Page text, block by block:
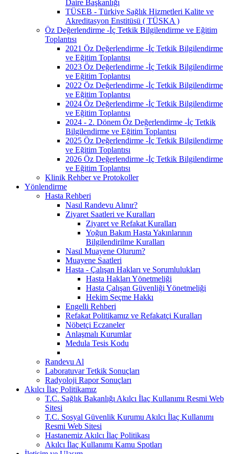
Daire Başkanlığı
TÜSEB - Türkiye Sağlık Hizmetleri Kalite ve
Akreditasyon Enstitüsü ( TÜSKA )
Öz Değerlendirme -İç Tetkik Bilgilendirme ve Eğitim
Toplantısı
2021 Öz Değerlendirme -İç Tetkik Bilgilendirme
ve Eğitim Toplantısı
2023 Öz Değerlendirme -İç Tetkik Bilgilendirme
ve Eğitim Toplantısı
2022 Öz Değerlendirme -İç Tetkik Bilgilendirme
ve Eğitim Toplantısı
2024 Öz Değerlendirme -İç Tetkik Bilgilendirme
ve Eğitim Toplantısı
2024 - 2. Dönem Öz Değerlendirme -İç Tetkik
Bilgilendirme ve Eğitim Toplantısı
2025 Öz Değerlendirme -İç Tetkik Bilgilendirme
ve Eğitim Toplantısı
2026 Öz Değerlendirme -İç Tetkik Bilgilendirme
ve Eğitim Toplantısı
Klinik Rehber ve Protokoller
Yönlendirme
Hasta Rehberi
Nasıl Randevu Alınır?
Ziyaret Saatleri ve Kuralları
Ziyaret ve Refakat Kuralları
Yoğun Bakım Hasta Yakınlarının
Bilgilendirilme Kuralları
Nasıl Muayene Olurum?
Muayene Saatleri
Hasta - Çalışan Hakları ve Sorumlulukları
Hasta Hakları Yönetmeliği
Hasta Çalışan Güvenliği Yönetmeliği
Hekim Seçme Hakkı
Engelli Rehberi
Refakat Politikamız ve Refakatçi Kuralları
Nöbetçi Eczaneler
Anlaşmalı Kurumlar
Medula Tesis Kodu
Randevu Al
Laboratuvar Tetkik Sonuçları
Radyoloji Rapor Sonuçları
Akılcı İlaç Politikamız
T.C. Sağlık Bakanlığı Akılcı İlaç Kullanımı Resmi Web
Sitesi
T.C. Sosyal Güvenlik Kurumu Akılcı İlaç Kullanımı
Resmi Web Sitesi
Hastanemiz Akılcı İlaç Politikası
Akılcı İlaç Kullanımı Kamu Spotları